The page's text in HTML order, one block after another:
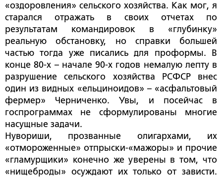
«оздоровления» сельского хозяйства. Как мог, я
старался отражать в своих отчетах по
результатам командировок в «глубинку»
реальную обстановку, но справки большей
частью тогда уже писались для проформы. В
конце 80-х – начале 90-х годов немалую лепту в
разрушение сельского хозяйства РСФСР внес
один из видных «ельциноидов» – «асфальтовый
фермер» Черниченко. Увы, и посейчас в
госпрограммах не сформулированы многие
насущные задачи.
Нувориши, прозванные олигархами, их
«отмороженные» отпрыски-«мажоры» и прочие
«гламурщики» конечно же уверены в том, что
«нищеброды» осуждают их только от зависти.